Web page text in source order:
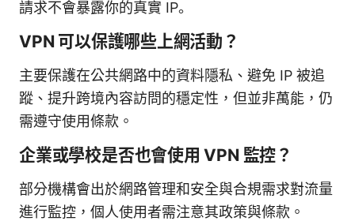
請求不會暴露你的真實 IP。
VPN 可以保護哪些上網活動？
主要保護在公共網路中的資料隱私、避免 IP 被追
蹤、提升跨境內容訪問的穩定性，但並非萬能，仍
需遵守使用條款。
企業或學校是否也會使用 VPN 監控？
部分機構會出於網路管理和安全與合規需求對流量
進行監控，個人使用者需注意其政策與條款。